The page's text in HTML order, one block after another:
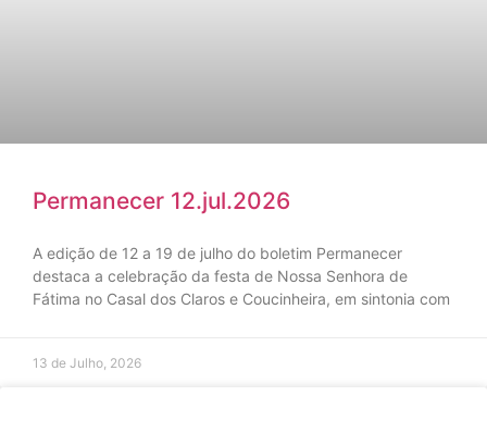
Permanecer 12.jul.2026
A edição de 12 a 19 de julho do boletim Permanecer
destaca a celebração da festa de Nossa Senhora de
Fátima no Casal dos Claros e Coucinheira, em sintonia com
13 de Julho, 2026